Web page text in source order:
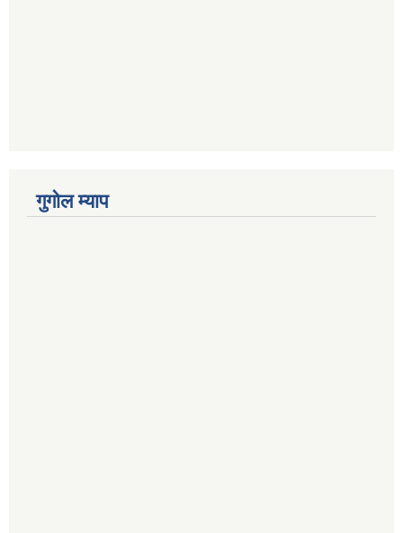
गुगोल म्याप